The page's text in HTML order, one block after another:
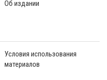
Об издании
Условия использования
материалов